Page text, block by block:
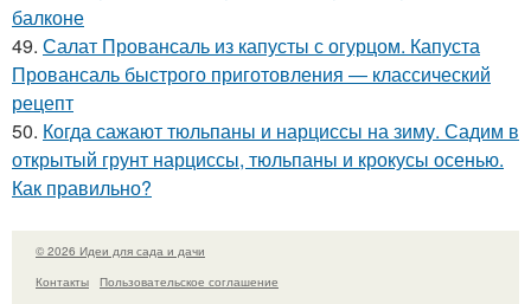
балконе
49. Салат Провансаль из капусты с огурцом. Капуста
Провансаль быстрого приготовления — классический
рецепт
50. Когда сажают тюльпаны и нарциссы на зиму. Садим в
открытый грунт нарциссы, тюльпаны и крокусы осенью.
Как правильно?
© 2026 Идеи для сада и дачи
Контакты
Пользовательское соглашение